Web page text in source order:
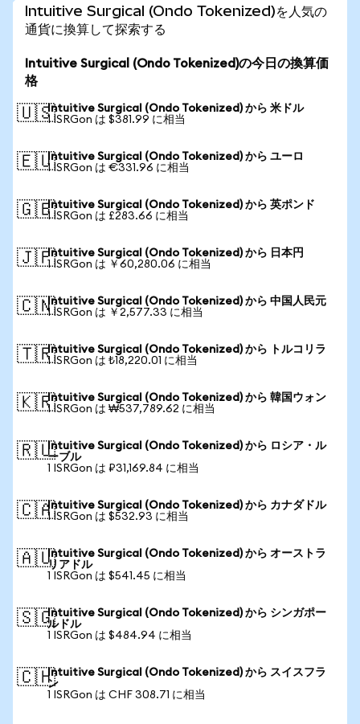
Intuitive Surgical (Ondo Tokenized)を人気の
通貨に換算して探索する
Intuitive Surgical (Ondo Tokenized)の今日の換算価
格
🇺🇸Intuitive Surgical (Ondo Tokenized) から 米ドル
1 ISRGon は $381.99 に相当
🇪🇺Intuitive Surgical (Ondo Tokenized) から ユーロ
1 ISRGon は €331.96 に相当
🇬🇧Intuitive Surgical (Ondo Tokenized) から 英ポンド
1 ISRGon は £283.66 に相当
🇯🇵Intuitive Surgical (Ondo Tokenized) から 日本円
1 ISRGon は ￥60,280.06 に相当
🇨🇳Intuitive Surgical (Ondo Tokenized) から 中国人民元
1 ISRGon は ￥2,577.33 に相当
🇹🇷Intuitive Surgical (Ondo Tokenized) から トルコリラ
1 ISRGon は ₺18,220.01 に相当
🇰🇷Intuitive Surgical (Ondo Tokenized) から 韓国ウォン
1 ISRGon は ₩537,789.62 に相当
🇷🇺Intuitive Surgical (Ondo Tokenized) から ロシア・ル
ーブル
1 ISRGon は ₽31,169.84 に相当
🇨🇦Intuitive Surgical (Ondo Tokenized) から カナダドル
1 ISRGon は $532.93 に相当
🇦🇺Intuitive Surgical (Ondo Tokenized) から オーストラ
リアドル
1 ISRGon は $541.45 に相当
🇸🇬Intuitive Surgical (Ondo Tokenized) から シンガポー
ルドル
1 ISRGon は $484.94 に相当
🇨🇭Intuitive Surgical (Ondo Tokenized) から スイスフラ
ン
1 ISRGon は CHF 308.71 に相当